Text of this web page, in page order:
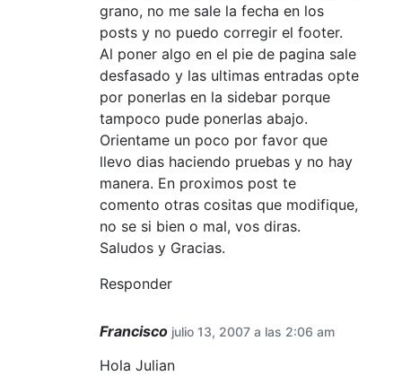
grano, no me sale la fecha en los
posts y no puedo corregir el footer.
Al poner algo en el pie de pagina sale
desfasado y las ultimas entradas opte
por ponerlas en la sidebar porque
tampoco pude ponerlas abajo.
Orientame un poco por favor que
llevo dias haciendo pruebas y no hay
manera. En proximos post te
comento otras cositas que modifique,
no se si bien o mal, vos diras.
Saludos y Gracias.
Responder
Francisco julio 13, 2007 a las 2:06 am
Hola Julian